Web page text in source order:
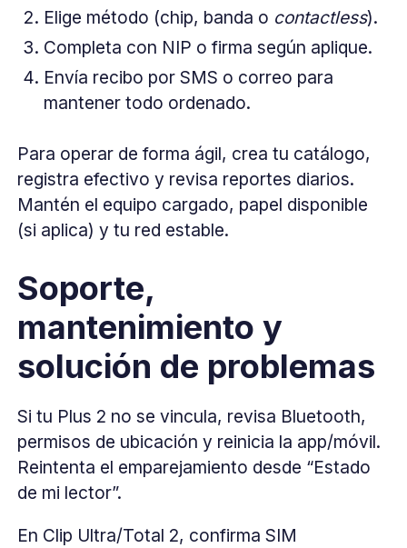
Elige método (chip, banda o contactless).
Completa con NIP o firma según aplique.
Envía recibo por SMS o correo para
mantener todo ordenado.
Para operar de forma ágil, crea tu catálogo,
registra efectivo y revisa reportes diarios.
Mantén el equipo cargado, papel disponible
(si aplica) y tu red estable.
Soporte,
mantenimiento y
solución de problemas
Si tu Plus 2 no se vincula, revisa Bluetooth,
permisos de ubicación y reinicia la app/móvil.
Reintenta el emparejamiento desde “Estado
de mi lector”.
En Clip Ultra/Total 2, confirma SIM